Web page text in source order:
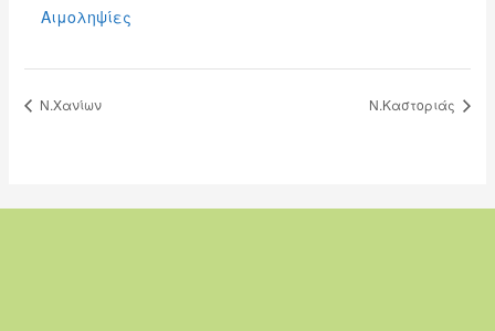
Αιμοληψίες
Ν.Χανίων Ν.Καστοριάς